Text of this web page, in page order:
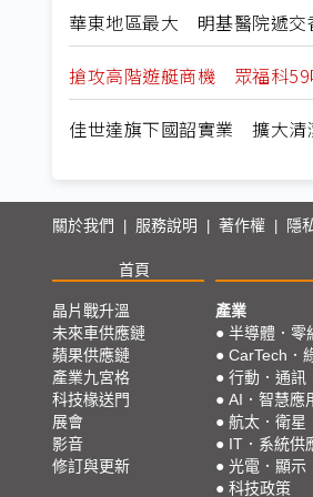
華東地區最大 明基醫院遞交
搶攻高階遊艇商機 眾福科59
佳世達旗下國韶實業 擴大清
關於我們 服務說明 著作權 隱
首頁
晶片戰升溫
未來車供應鏈
蘋果供應鏈
產業九宮格
科技椽送門
展會
影音
修訂與更新
產業
● 半導體．零
● CarTech．
● 行動．通訊
● AI．智慧應
● 航太．衛星
● IT．系統供
● 光電．顯示
● 科技政策